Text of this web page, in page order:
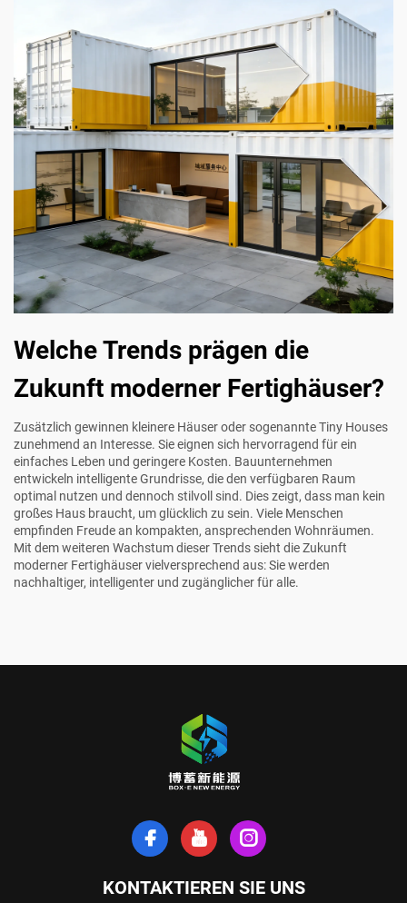
Welche Trends prägen die
Zukunft moderner Fertighäuser?
Zusätzlich gewinnen kleinere Häuser oder sogenannte Tiny Houses
zunehmend an Interesse. Sie eignen sich hervorragend für ein
einfaches Leben und geringere Kosten. Bauunternehmen
entwickeln intelligente Grundrisse, die den verfügbaren Raum
optimal nutzen und dennoch stilvoll sind. Dies zeigt, dass man kein
großes Haus braucht, um glücklich zu sein. Viele Menschen
empfinden Freude an kompakten, ansprechenden Wohnräumen.
Mit dem weiteren Wachstum dieser Trends sieht die Zukunft
moderner Fertighäuser vielversprechend aus: Sie werden
nachhaltiger, intelligenter und zugänglicher für alle.
KONTAKTIEREN SIE UNS